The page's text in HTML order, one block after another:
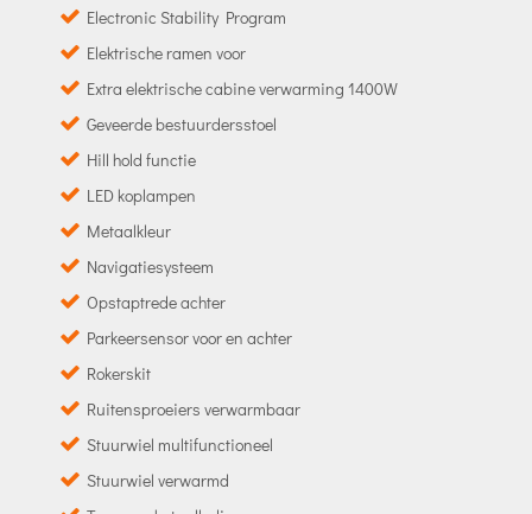
Electronic Stability Program
Elektrische ramen voor
Extra elektrische cabine verwarming 1400W
Geveerde bestuurdersstoel
Hill hold functie
LED koplampen
Metaalkleur
Navigatiesysteem
Opstaptrede achter
Parkeersensor voor en achter
Rokerskit
Ruitensproeiers verwarmbaar
Stuurwiel multifunctioneel
Stuurwiel verwarmd